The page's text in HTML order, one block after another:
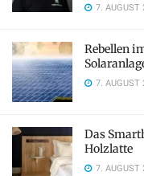
7. AUGUST
Rebellen
7. AUGUST
Das
Holzlatte
7. AUGUST